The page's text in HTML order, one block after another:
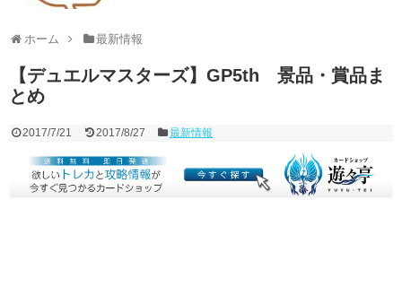
ホーム 最新情報
【デュエルマスターズ】GP5th 景品・賞品ま
とめ
2017/7/21 2017/8/27 最新情報